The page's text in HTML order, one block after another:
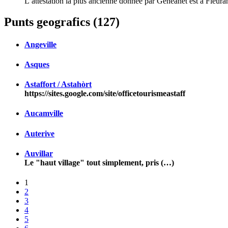
Punts geografics (127)
Angeville
Asques
Astaffort / Astahòrt
https://sites.google.com/site/officetourismeastaff
Aucamville
Auterive
Auvillar
Le "haut village" tout simplement, pris (…)
1
2
3
4
5